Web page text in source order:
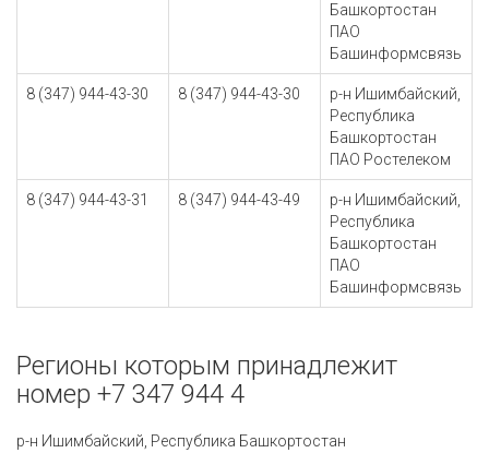
Башкортостан
ПАО
Башинформсвязь
8 (347) 944-43-30 8 (347) 944-43-30
р-н Ишимбайский,
Республика
Башкортостан
ПАО Ростелеком
8 (347) 944-43-31 8 (347) 944-43-49
р-н Ишимбайский,
Республика
Башкортостан
ПАО
Башинформсвязь
Регионы которым принадлежит
номер +7 347 944 4
р-н Ишимбайский, Республика Башкортостан